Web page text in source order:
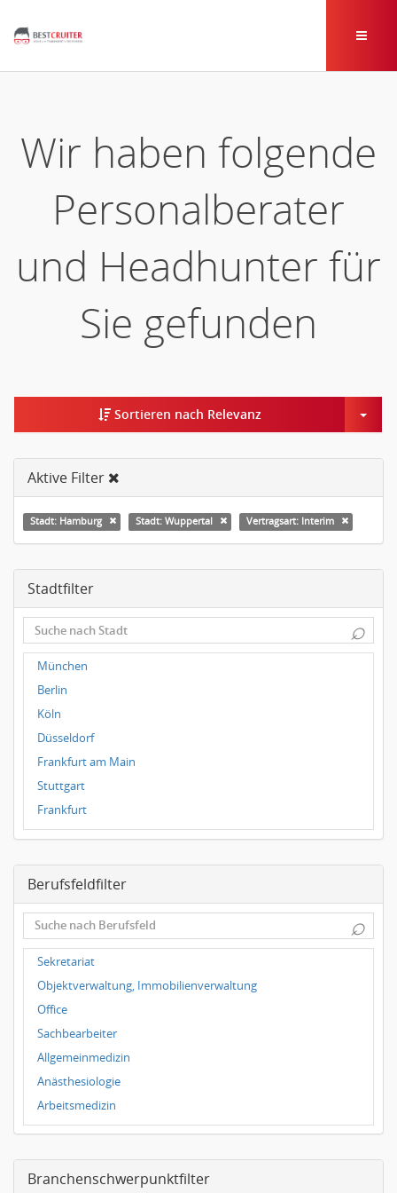
Wir haben folgende
Personalberater
und Headhunter für
Sie gefunden
Sortieren nach Relevanz
Aktive Filter
Stadt: Hamburg Stadt: Wuppertal Vertragsart: Interim
Stadtfilter
⌕
München
Berlin
Köln
Düsseldorf
Frankfurt am Main
Stuttgart
Frankfurt
Dresden
Leipzig
Dortmund
Hallbergmoos
Würzburg
Grünwald
Ulm
Bielefeld
Hannover
Duisburg
Berufsfeldfilter
⌕
Sekretariat
Objektverwaltung, Immobilienverwaltung
Office
Sachbearbeiter
Allgemeinmedizin
Anästhesiologie
Arbeitsmedizin
Augenheilkunde
Frauenheilkunde, Geburtshilfe
Branchenschwerpunktfilter